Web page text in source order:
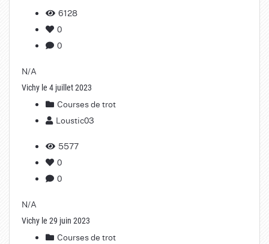
6128
0
0
N/A
Vichy le 4 juillet 2023
Courses de trot
Loustic03
5577
0
0
N/A
Vichy le 29 juin 2023
Courses de trot